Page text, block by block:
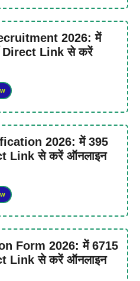
2026: में
Direct Link से करें
2026: में 395
Link से करें ऑनलाइन
Form 2026: में 6715
Link से करें ऑनलाइन